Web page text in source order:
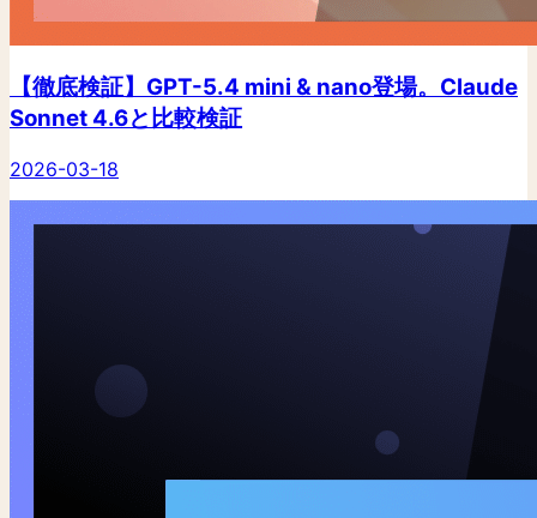
【徹底検証】GPT-5.4 mini & nano登場。Claude
Sonnet 4.6と比較検証
2026-03-18